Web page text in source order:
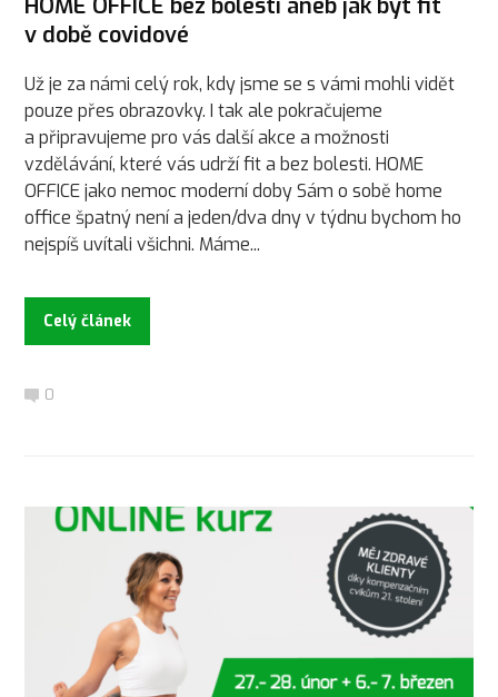
HOME OFFICE bez bolesti aneb jak být fit
v době covidové
Už je za námi celý rok, kdy jsme se s vámi mohli vidět
pouze přes obrazovky. I tak ale pokračujeme
a připravujeme pro vás další akce a možnosti
vzdělávání, které vás udrží fit a bez bolesti. HOME
OFFICE jako nemoc moderní doby Sám o sobě home
office špatný není a jeden/dva dny v týdnu bychom ho
nejspíš uvítali všichni. Máme...
Celý článek
0